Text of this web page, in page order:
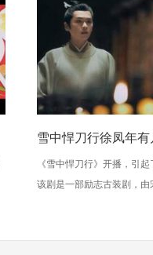
雪中悍刀行徐凤年
《雪中悍刀行》开播，引
该剧是一部励志古装剧，由